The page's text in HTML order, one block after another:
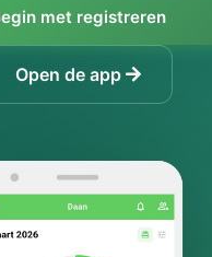
met registreren
Open de app